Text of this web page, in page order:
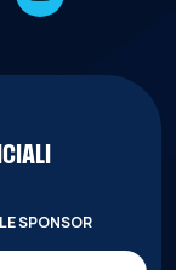
SPONSOR